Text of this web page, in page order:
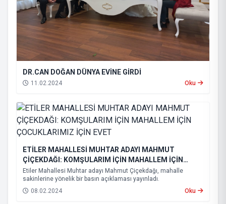
DR.CAN DOĞAN DÜNYA EVİNE GİRDİ
11.02.2024 Oku
ETİLER MAHALLESİ MUHTAR ADAYI MAHMUT
ÇİÇEKDAĞI: KOMŞULARIM İÇİN MAHALLEM İÇİN
ÇOCUKLARIMIZ İÇİN EVET
Etiler Mahallesi Muhtar adayı Mahmut Çiçekdağı, mahalle
sakinlerine yönelik bir basın açıklaması yayınladı.
08.02.2024
Oku